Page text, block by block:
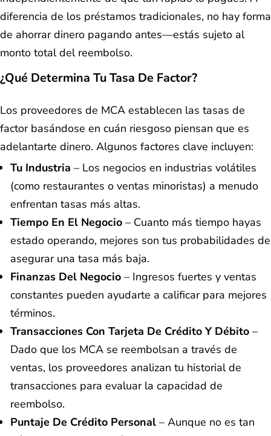
diferencia de los préstamos tradicionales, no hay forma
de ahorrar dinero pagando antes—estás sujeto al
monto total del reembolso.
¿Qué Determina Tu Tasa De Factor?
Los proveedores de MCA establecen las tasas de
factor basándose en cuán riesgoso piensan que es
adelantarte dinero. Algunos factores clave incluyen:
Tu Industria – Los negocios en industrias volátiles
(como restaurantes o ventas minoristas) a menudo
enfrentan tasas más altas.
Tiempo En El Negocio – Cuanto más tiempo hayas
estado operando, mejores son tus probabilidades de
asegurar una tasa más baja.
Finanzas Del Negocio – Ingresos fuertes y ventas
constantes pueden ayudarte a calificar para mejores
términos.
Transacciones Con Tarjeta De Crédito Y Débito –
Dado que los MCA se reembolsan a través de
ventas, los proveedores analizan tu historial de
transacciones para evaluar la capacidad de
reembolso.
Puntaje De Crédito Personal – Aunque no es tan